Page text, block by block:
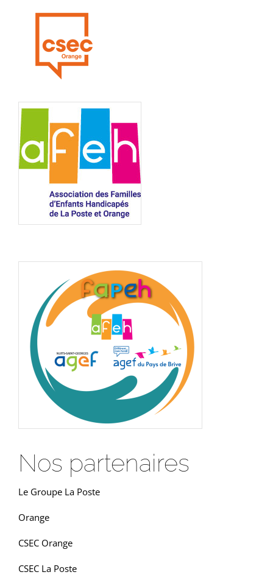
Nos partenaires
Le Groupe La Poste
Orange
CSEC Orange
CSEC La Poste